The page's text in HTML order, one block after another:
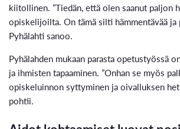
kiitollinen. ”Tiedän, että olen saanut paljon
opiskelijoilta. On tämä silti hämmentävää ja
Pyhälahti sanoo.
Pyhälahden mukaan parasta opetustyössä
ja ihmisten tapaaminen. ”Onhan se myös
opiskeluinnon syttyminen ja oivalluksen
pohtii.